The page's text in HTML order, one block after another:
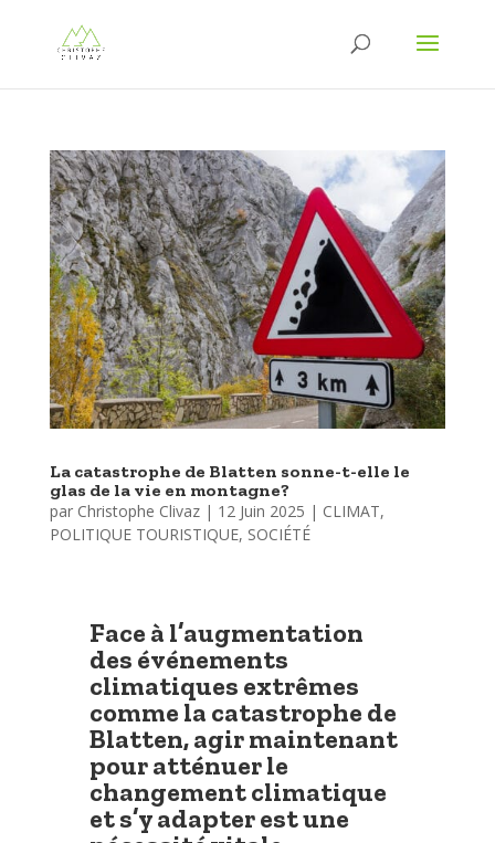
La catastrophe de Blatten sonne-t-elle le
glas de la vie en montagne?
par Christophe Clivaz| 12 Juin 2025 | CLIMAT,
POLITIQUE TOURISTIQUE, SOCIÉTÉ
Face à l’augmentation
des événements
climatiques extrêmes
comme la catastrophe de
Blatten, agir maintenant
pour atténuer le
changement climatique
et s’y adapter est une